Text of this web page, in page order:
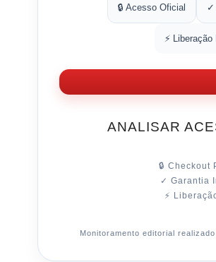
🔒 Acesso Oficial ✓
⚡
ANALISAR
🔒 Checkout
✓ Garantia
⚡
Monitoramento editorial